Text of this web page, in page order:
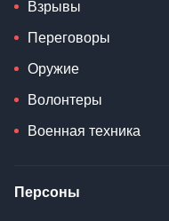
Взрывы
Переговоры
Оружие
Волонтеры
Военная техника
Персоны